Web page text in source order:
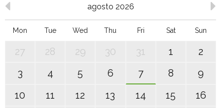
agosto 2026
Mon Tue Wed Thu Fri Sat Sun
27 28 29 30 31 1
2
3
4 5 6 7 8
9
10
11 12 13 14 15
16